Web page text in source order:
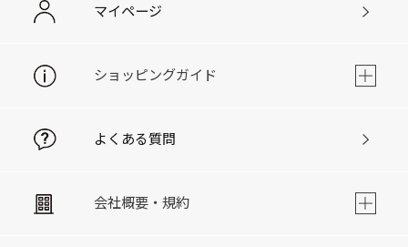
マイページ
ショッピングガイド
よくある質問
会社概要・規約